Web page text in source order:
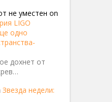
не уместен on
LIGO
одно
дохнет от
Звезда недели: